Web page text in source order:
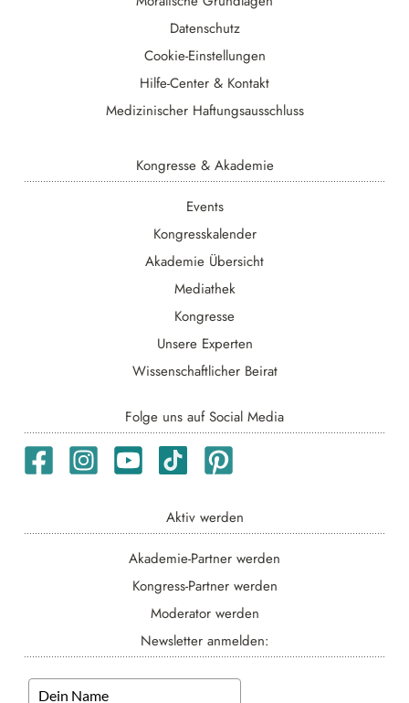
Datenschutz
Cookie-Einstellungen
Hilfe-Center & Kontakt
Medizinischer Haftungsausschluss
Kongresse & Akademie
Events
Kongresskalender
Akademie Übersicht
Mediathek
Kongresse
Unsere Experten
Wissenschaftlicher Beirat
Folge uns auf Social Media
Aktiv werden
Akademie-Partner werden
Kongress-Partner werden
Moderator werden
Newsletter anmelden: